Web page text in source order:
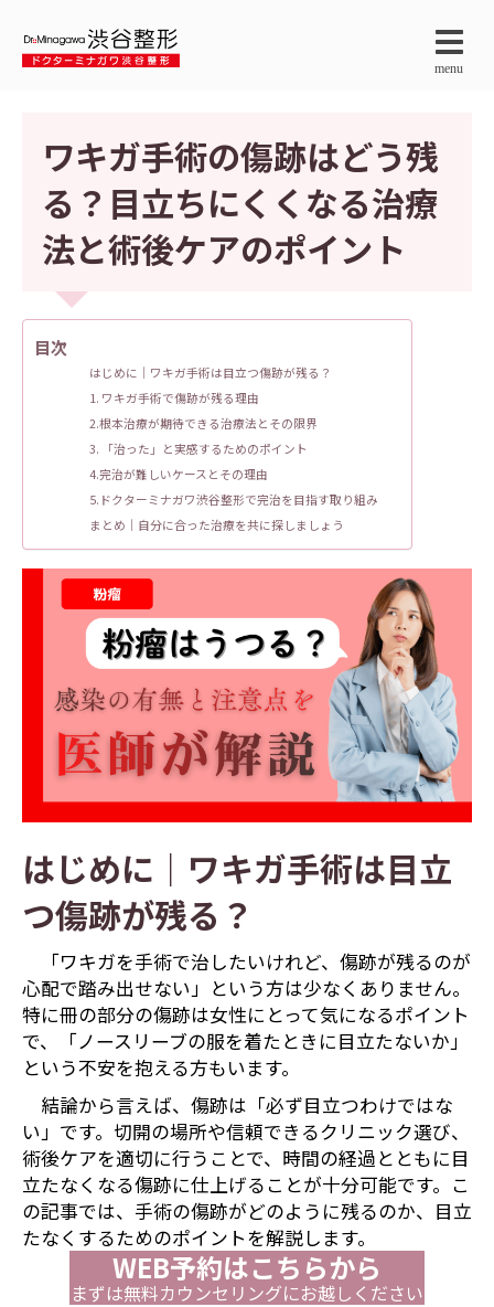
menu
ワキガ手術の傷跡はどう残
る？目立ちにくくなる治療
法と術後ケアのポイント
目次
はじめに｜ワキガ手術は目立つ傷跡が残る？
1. ワキガ手術で傷跡が残る理由
2.根本治療が期待できる治療法とその限界
3. 「治った」と実感するためのポイント
4.完治が難しいケースとその理由
5.ドクターミナガワ渋谷整形で完治を目指す取り組み
まとめ｜自分に合った治療を共に探しましょう
はじめに｜ワキガ手術は目立
つ傷跡が残る？
「ワキガを手術で治したいけれど、傷跡が残るのが
心配で踏み出せない」という方は少なくありません。
特に冊の部分の傷跡は女性にとって気になるポイント
で、「ノースリーブの服を着たときに目立たないか」
という不安を抱える方もいます。
結論から言えば、傷跡は「必ず目立つわけではな
い」です。切開の場所や信頼できるクリニック選び、
術後ケアを適切に行うことで、時間の経過とともに目
立たなくなる傷跡に仕上げることが十分可能です。こ
の記事では、手術の傷跡がどのように残るのか、目立
たなくするためのポイントを解説します。
WEB予約はこちらから
まずは無料カウンセリングにお越しください